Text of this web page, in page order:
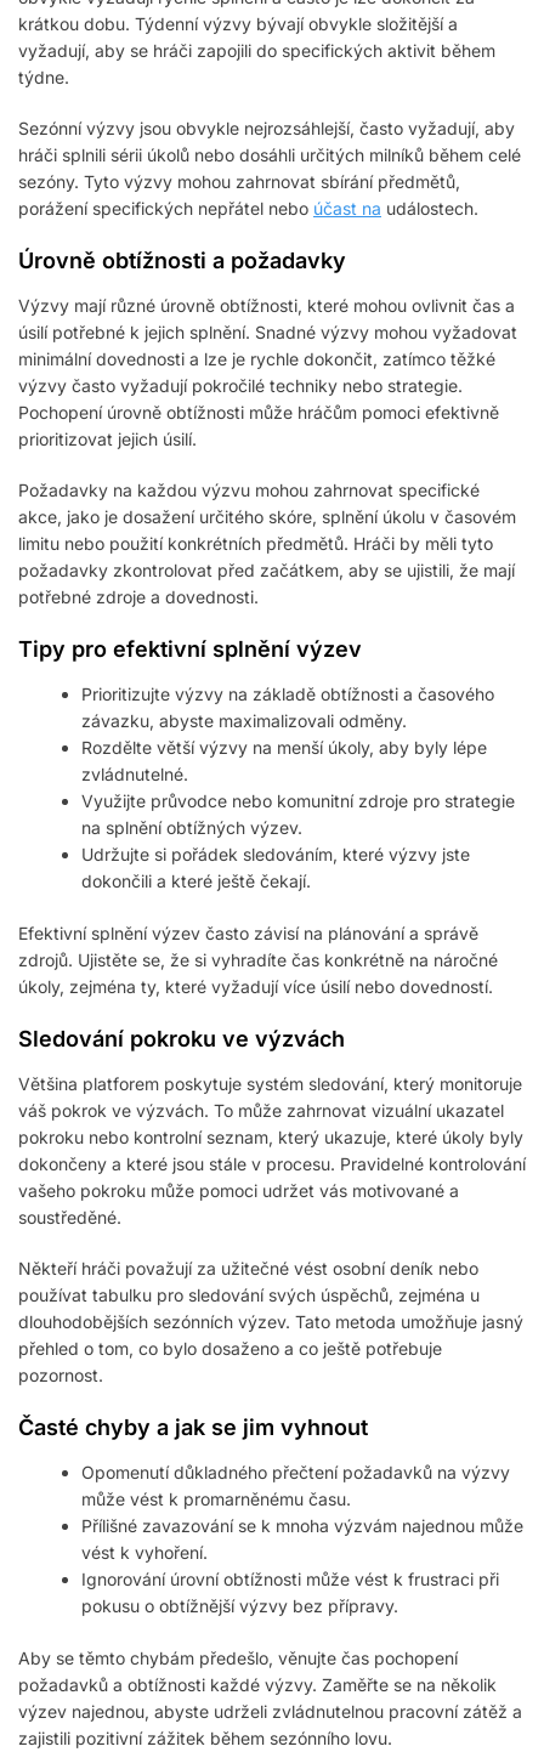
krátkou dobu. Týdenní výzvy bývají obvykle složitější a
vyžadují, aby se hráči zapojili do specifických aktivit během
týdne.
Sezónní výzvy jsou obvykle nejrozsáhlejší, často vyžadují, aby
hráči splnili sérii úkolů nebo dosáhli určitých milníků během celé
sezóny. Tyto výzvy mohou zahrnovat sbírání předmětů,
porážení specifických nepřátel nebo účast na událostech.
Úrovně obtížnosti a požadavky
Výzvy mají různé úrovně obtížnosti, které mohou ovlivnit čas a
úsilí potřebné k jejich splnění. Snadné výzvy mohou vyžadovat
minimální dovednosti a lze je rychle dokončit, zatímco těžké
výzvy často vyžadují pokročilé techniky nebo strategie.
Pochopení úrovně obtížnosti může hráčům pomoci efektivně
prioritizovat jejich úsilí.
Požadavky na každou výzvu mohou zahrnovat specifické
akce, jako je dosažení určitého skóre, splnění úkolu v časovém
limitu nebo použití konkrétních předmětů. Hráči by měli tyto
požadavky zkontrolovat před začátkem, aby se ujistili, že mají
potřebné zdroje a dovednosti.
Tipy pro efektivní splnění výzev
Prioritizujte výzvy na základě obtížnosti a časového
závazku, abyste maximalizovali odměny.
Rozdělte větší výzvy na menší úkoly, aby byly lépe
zvládnutelné.
Využijte průvodce nebo komunitní zdroje pro strategie
na splnění obtížných výzev.
Udržujte si pořádek sledováním, které výzvy jste
dokončili a které ještě čekají.
Efektivní splnění výzev často závisí na plánování a správě
zdrojů. Ujistěte se, že si vyhradíte čas konkrétně na náročné
úkoly, zejména ty, které vyžadují více úsilí nebo dovedností.
Sledování pokroku ve výzvách
Většina platforem poskytuje systém sledování, který monitoruje
váš pokrok ve výzvách. To může zahrnovat vizuální ukazatel
pokroku nebo kontrolní seznam, který ukazuje, které úkoly byly
dokončeny a které jsou stále v procesu. Pravidelné kontrolování
vašeho pokroku může pomoci udržet vás motivované a
soustředěné.
Někteří hráči považují za užitečné vést osobní deník nebo
používat tabulku pro sledování svých úspěchů, zejména u
dlouhodobějších sezónních výzev. Tato metoda umožňuje jasný
přehled o tom, co bylo dosaženo a co ještě potřebuje
pozornost.
Časté chyby a jak se jim vyhnout
Opomenutí důkladného přečtení požadavků na výzvy
může vést k promarněnému času.
Přílišné zavazování se k mnoha výzvám najednou může
vést k vyhoření.
Ignorování úrovní obtížnosti může vést k frustraci při
pokusu o obtížnější výzvy bez přípravy.
Aby se těmto chybám předešlo, věnujte čas pochopení
požadavků a obtížnosti každé výzvy. Zaměřte se na několik
výzev najednou, abyste udrželi zvládnutelnou pracovní zátěž a
zajistili pozitivní zážitek během sezónního lovu.